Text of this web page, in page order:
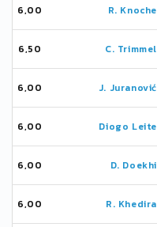
6,00 R. Knoche
6,50 C. Trimmel
6,00 J. Juranović
6,00 Diogo Leite
6,00 D. Doekhi
6,00 R. Khedira